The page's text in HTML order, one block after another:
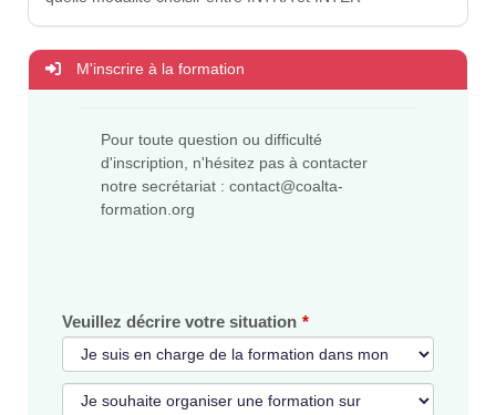
M'inscrire à la formation
Pour toute question ou difficulté
d'inscription, n'hésitez pas à contacter
notre secrétariat : contact@coalta-
formation.org
Veuillez décrire votre situation